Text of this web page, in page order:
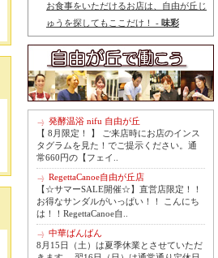
お食事をいただけるお店は、自由が丘じ
ゅうを探してもここだけ！ - 味彩
発酵温浴 nifu 自由が丘
【 8月限定！ 】 ご来店時にお店のインス
タグラムを見た！でご提示ください。通
常660円の【フェイ..
RegettaCanoe自由が丘店
【☆サマーSALE開催☆】直営店限定！！
お得なサンダルがいっぱい！！ こんにち
は！！RegettaCanoe自..
中華ばんばん
8月15日（土）は夏季休業とさせていただ